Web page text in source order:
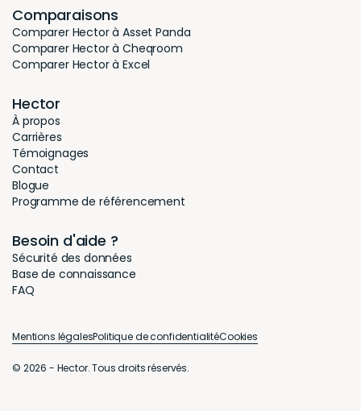
Comparaisons
Comparer Hector à Asset Panda
Comparer Hector à Cheqroom
Comparer Hector à Excel
Hector
À propos
Carrières
Témoignages
Contact
Blogue
Programme de référencement
Besoin d'aide ?
Sécurité des données
Base de connaissance
FAQ
© 2026 - Hector. Tous droits réservés.
Mentions légalesPolitique de confidentialitéCookies